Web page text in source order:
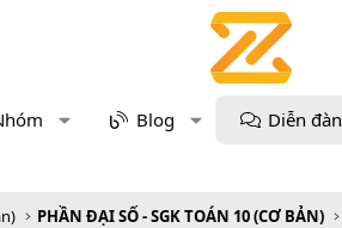
Blog Diễn đàn
PHẦN ĐẠI SỐ - SGK TOÁN 10 (CƠ BẢN)